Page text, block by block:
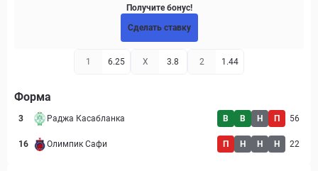
Получите бонус!
Сделать ставку
1 6.25 X 3.8 2 1.44
Форма
3 Раджа Касабланка В В Н П 56
16 Олимпик Сафи П Н Н Н 22